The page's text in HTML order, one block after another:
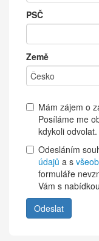
PSČ
Země
Mám zájem o
Posíláme me
kdykoli odvolat.
Odesláním
údajů a s
formuláře
Vám s
Odeslat